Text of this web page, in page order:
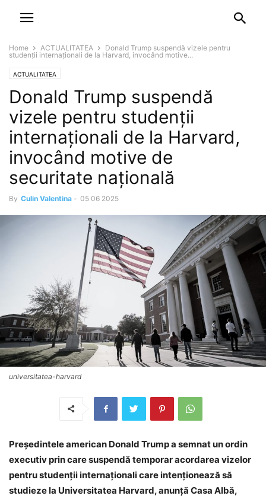
Home ACTUALITATEA
Donald Trump suspendă vizele pentru
studenții internaționali de la Harvard, invocând motive...
ACTUALITATEA
Donald Trump suspendă
vizele pentru studenții
internaționali de la Harvard,
invocând motive de
securitate națională
By Culin Valentina - 05 06 2025
universitatea-harvard
Președintele american Donald Trump a semnat un ordin
executiv prin care suspendă temporar acordarea vizelor
pentru studenții internaționali care intenționează să
studieze la Universitatea Harvard, anunță Casa Albă,